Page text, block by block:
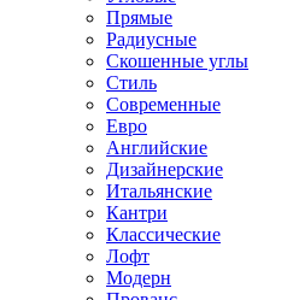
Прямые
Радиусные
Скошенные углы
Стиль
Современные
Евро
Английские
Дизайнерские
Итальянские
Кантри
Классические
Лофт
Модерн